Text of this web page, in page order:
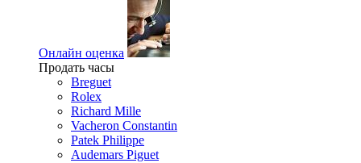
Онлайн оценка
Продать часы
Breguet
Rolex
Richard Mille
Vacheron Constantin
Patek Philippe
Audemars Piguet